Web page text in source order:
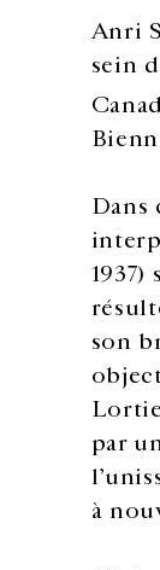
Anri
sein
Dans
son
par
à